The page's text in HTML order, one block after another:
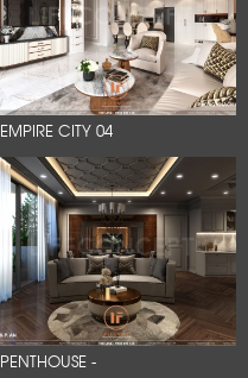
EMPIRE CITY 04
PENTHOUSE -